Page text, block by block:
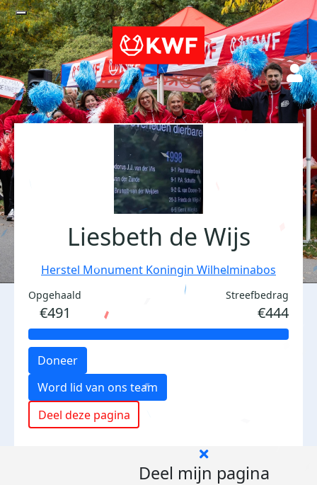
Liesbeth de Wijs
Herstel Monument Koningin Wilhelminabos
Opgehaald
€491
Streefbedrag
€444
Doneer
Word lid van ons team
Deel deze pagina
Deel mijn pagina